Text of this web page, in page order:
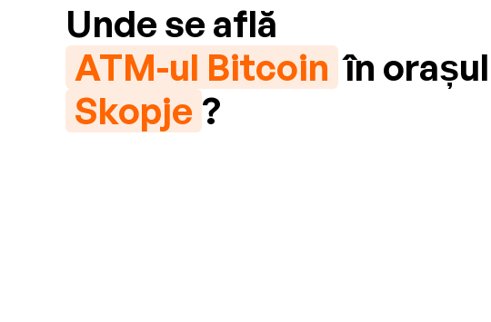
Unde se află
ATM-ul Bitcoin în orașul
Skopje ?